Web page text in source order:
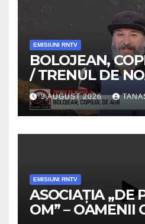
EMISIUNI RNTV
BOLOJEAN,
/ TRENUL DE
3 AUGUST 2026
EMISIUNI RNTV
ASOCIAȚIA „DE
OM” – OAMENII